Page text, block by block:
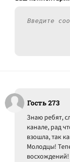
Гость 273
Знаю ребят,
канале, рад
взошла, так
Молодцы!
восхождений!